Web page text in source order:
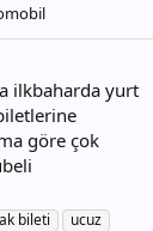
ilkbaharda yurt
göre çok
bileti
ucuz